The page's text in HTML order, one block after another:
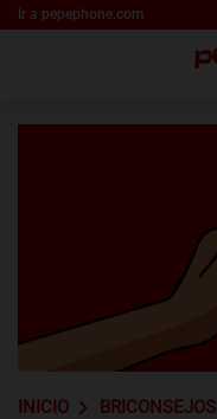
Ir a pepephone.com
INICIO
BRICONSEJOS